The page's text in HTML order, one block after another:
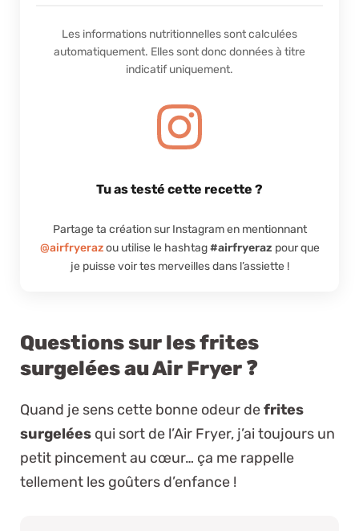
Les informations nutritionnelles sont calculées
automatiquement. Elles sont donc données à titre
indicatif uniquement.
Tu as testé cette recette ?
Partage ta création sur Instagram en mentionnant
@airfryerazou utilise le hashtag#airfryeraz pour que
je puisse voir tes merveilles dans l’assiette !
Questions sur les frites
surgelées au Air Fryer ❓
Quand je sens cette bonne odeur defrites
surgelées qui sort de l’Air Fryer, j’ai toujours un
petit pincement au cœur… ça me rappelle
tellement les goûters d’enfance !